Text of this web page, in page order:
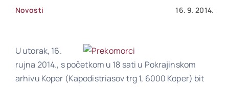
Projekti
Novosti 16. 9. 2014.
U utorak, 16.
rujna 2014., s početkom u 18 sati u Pokrajinskom
arhivu Koper (Kapodistriasov trg 1, 6000 Koper) bit